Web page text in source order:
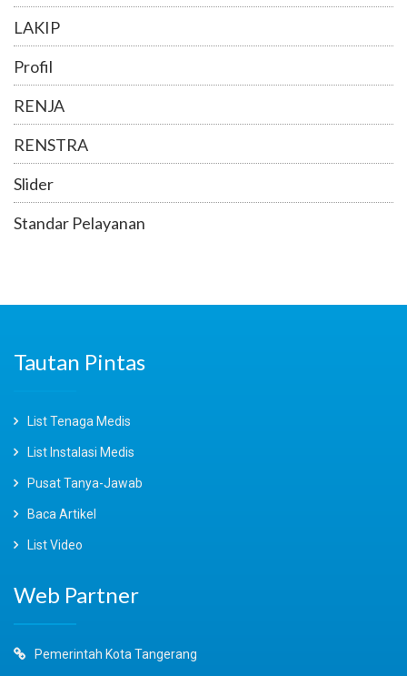
LAKIP
Profil
RENJA
RENSTRA
Slider
Standar Pelayanan
Tautan Pintas
List Tenaga Medis
List Instalasi Medis
Pusat Tanya-Jawab
Baca Artikel
List Video
Web Partner
Pemerintah Kota Tangerang